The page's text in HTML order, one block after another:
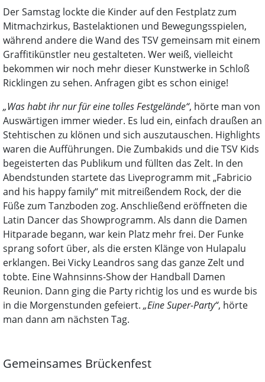
Der Samstag lockte die Kinder auf den Festplatz zum
Mitmachzirkus, Bastelaktionen und Bewegungsspielen,
während andere die Wand des TSV gemeinsam mit einem
Graffitikünstler neu gestalteten. Wer weiß, vielleicht
bekommen wir noch mehr dieser Kunstwerke in Schloß
Ricklingen zu sehen. Anfragen gibt es schon einige!
„Was habt ihr nur für eine tolles Festgelände“, hörte man von
Auswärtigen immer wieder. Es lud ein, einfach draußen an
Stehtischen zu klönen und sich auszutauschen. Highlights
waren die Aufführungen. Die Zumbakids und die TSV Kids
begeisterten das Publikum und füllten das Zelt. In den
Abendstunden startete das Liveprogramm mit „Fabricio
and his happy family“ mit mitreißendem Rock, der die
Füße zum Tanzboden zog. Anschließend eröffneten die
Latin Dancer das Showprogramm. Als dann die Damen
Hitparade begann, war kein Platz mehr frei. Der Funke
sprang sofort über, als die ersten Klänge von Hulapalu
erklangen. Bei Vicky Leandros sang das ganze Zelt und
tobte. Eine Wahnsinns-Show der Handball Damen
Reunion. Dann ging die Party richtig los und es wurde bis
in die Morgenstunden gefeiert. „Eine Super-Party“, hörte
man dann am nächsten Tag.
Gemeinsames Brückenfest